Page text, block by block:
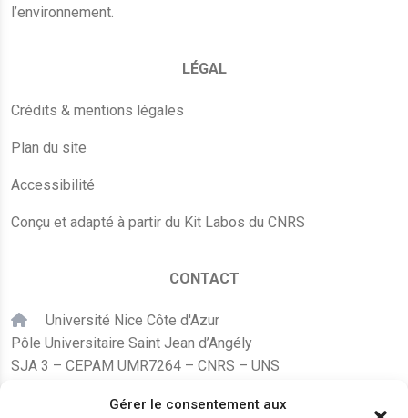
Gérer le consentement aux
l’environnement.
LÉGAL
Crédits & mentions légales
Plan du site
Accessibilité
Conçu et adapté à partir du Kit Labos du CNRS
CONTACT
Université Nice Côte d'Azur
Pôle Universitaire Saint Jean d’Angély
SJA 3 – CEPAM UMR7264 – CNRS – UNS